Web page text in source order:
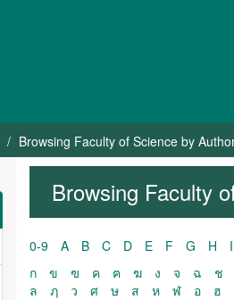
Browsing Faculty of Science by
Browsing Faculty
0-9 A B C D E F G H I
ก
ข ฃ ค ฅ ฆ ง จ ฉ ช
ล
ฦ ว ศ ษ ส ห ฬ อ ฮ